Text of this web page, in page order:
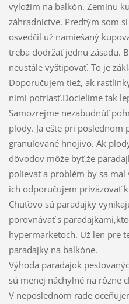
vyložím na balkón. Zeminu
záhradníctve. Predtým som
osvedčil už namiešaný
treba dodržať jednu zásadu.
neustále vyštipovať. To je
Doporučujem tiež, ak
nimi potriasť.Docielime tak
Samozrejme nezabudnúť
plody. Ja ešte pri poslednom
granulované hnojivo. Ak
dôvodov môže byť,že
polievať a problém by sa
ich odporučujem priväzovať
Chuťovo sú paradajky
porovnávať s
hypermarketoch. Už len pre
paradajky na balkóne.
Výhoda paradajok
sú menej náchylné na rôzne
V neposlednom rade